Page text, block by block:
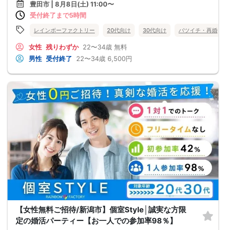
豊田市 | 8月8日(土) 11:00〜
受付終了まで5時間
レインボーファクトリー 20代向け 30代向け バツイチ・再婚
女性 残りわずか 22〜34歳 無料
男性 受付終了 22〜34歳 6,500円
【女性無料ご招待/新潟市】個室Style│誠実な方限
定の婚活パーティー【お一人での参加率98％】